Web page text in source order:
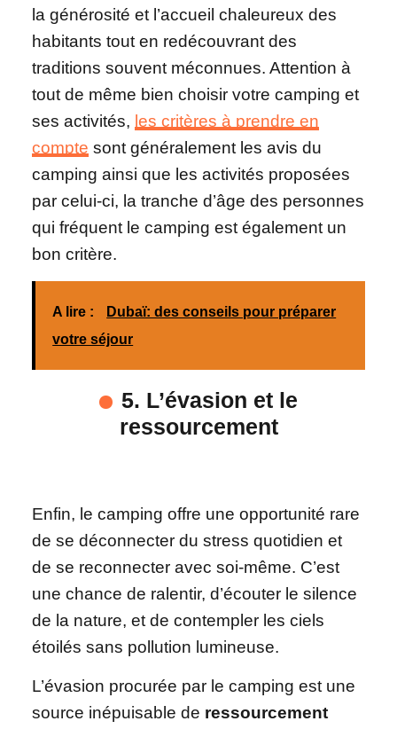
la générosité et l’accueil chaleureux des
habitants tout en redécouvrant des
traditions souvent méconnues. Attention à
tout de même bien choisir votre camping et
ses activités, les critères à prendre en
compte sont généralement les avis du
camping ainsi que les activités proposées
par celui-ci, la tranche d’âge des personnes
qui fréquent le camping est également un
bon critère.
A lire :
Dubaï: des conseils pour préparer
votre séjour
5. L’évasion et le
ressourcement
Enfin, le camping offre une opportunité rare
de se déconnecter du stress quotidien et
de se reconnecter avec soi-même. C’est
une chance de ralentir, d’écouter le silence
de la nature, et de contempler les ciels
étoilés sans pollution lumineuse.
L’évasion procurée par le camping est une
source inépuisable de ressourcement